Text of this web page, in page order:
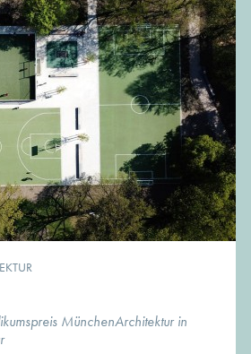
MünchenArchitektur in